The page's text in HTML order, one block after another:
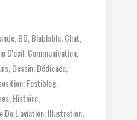
BD Blablabla Chat
D'oeil Communication
Dessin Dédicace
Festiblog
Histoire
De L'aviation Illustration